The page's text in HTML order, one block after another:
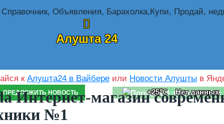
Алушта 24
ПРЕДЛОЖИТЬ НОВОСТЬ +25℃ Нет данных
к Алушта24 в Вайбереили Новости Алушты в
Интернет-магазин
№1